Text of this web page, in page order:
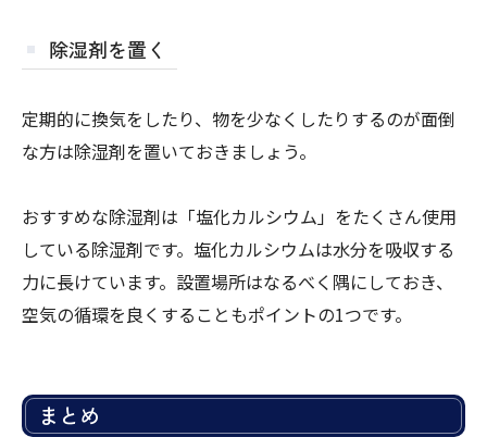
除湿剤を置く
定期的に換気をしたり、物を少なくしたりするのが面倒
な方は除湿剤を置いておきましょう。
おすすめな除湿剤は「塩化カルシウム」をたくさん使用
している除湿剤です。塩化カルシウムは水分を吸収する
力に長けています。設置場所はなるべく隅にしておき、
空気の循環を良くすることもポイントの1つです。
まとめ